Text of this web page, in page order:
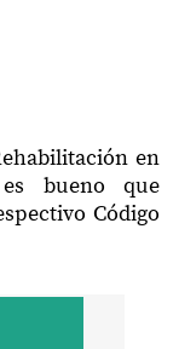
en
bueno que
Código